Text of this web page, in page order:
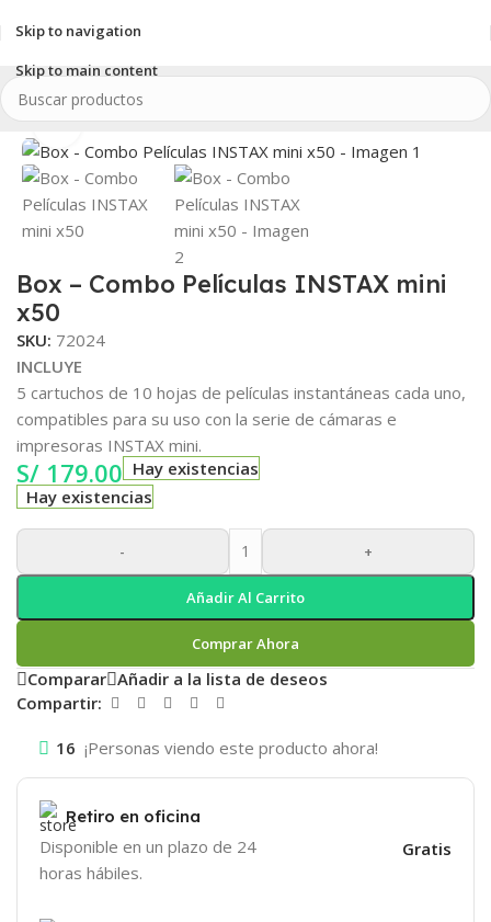
Skip to navigation
Skip to main content
Inicio/Combos/Películas INSTAX/INSTAX mini
Clic para ampliar
Box – Combo Películas INSTAX mini
x50
SKU: 72024
INCLUYE
5 cartuchos de 10 hojas de películas instantáneas cada uno,
compatibles para su uso con la serie de cámaras e
impresoras INSTAX mini.
S/ 179.00 Hay existencias
Hay existencias
- +
Añadir Al Carrito
Comprar Ahora
Comparar Añadir a la lista de deseos
Compartir:
16 ¡Personas viendo este producto ahora!
Retiro en oficina
Disponible en un plazo de 24
horas hábiles.
Gratis